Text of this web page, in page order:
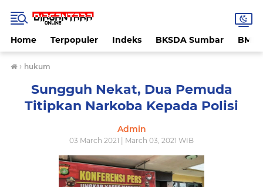
Home Terpopuler Indeks BKSDA Sumbar
› hukum
Sungguh Nekat, Dua Pemuda
Titipkan Narkoba Kepada Polisi
Admin
03 March 2021 | March 03, 2021 WIB